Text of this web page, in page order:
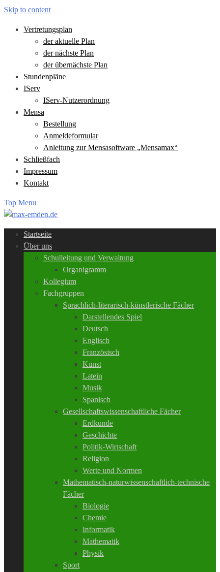
Skip to content
Vertretungsplan
der aktuelle Plan
der nächste Plan
der übernächste Plan
Stundenpläne
IServ
IServ-Nutzerordnung
Mensa
Bestellung
Anmeldeformular
Anleitung zur Mensasoftware „Mensamax“
Schließfach
Impressum
Kontakt
Top Menu
Startseite
Über uns
Schulleitung und Verwaltung
Organigramm
Kollegium
Fachgruppen
Sprachlich-literarisch-künstlerische Fächer
Darstellendes Spiel
Deutsch
Englisch
Französisch
Kunst
Latein
Musik
Spanisch
Gesellschaftswissenschaftliche Fächer
Erdkunde
Geschichte
Politik-Wirtschaft
Religion
Werte und Normen
Mathematisch-naturwissenschaftlich-technische
Fächer
Biologie
Chemie
Informatik
Mathematik
Physik
Sport